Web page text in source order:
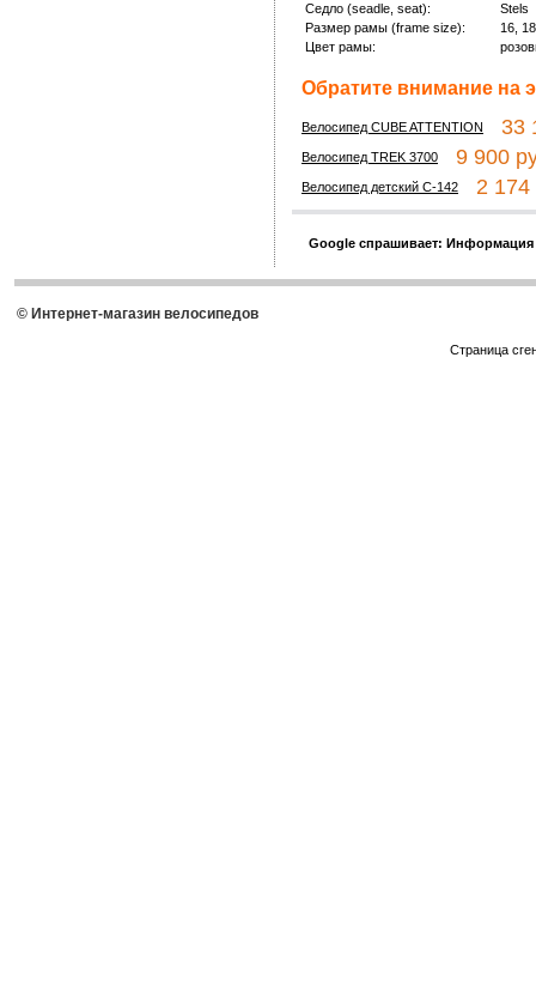
Седло (seadle, seat):
Stels
Размер рамы (frame size):
16, 18
Цвет рамы:
Обратите внимание на
Велосипед CUBE ATTENTION 33
Велосипед TREK 3700 9 900
Велосипед детский С-142 2 174
Google спрашивает:
© Интернет-магазин велосипедов
Страница